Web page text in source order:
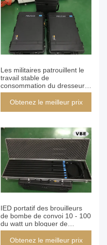
Les militaires patrouillent le
travail stable de
consommation du dresseur
1000W de téléphone
portable de brouilleurs de
Obtenez le meilleur prix
IED portatif des brouilleurs
de bombe de convoi 10 - 100
du watt un bloquer de
puissance de sortie de la
bande
Obtenez le meilleur prix